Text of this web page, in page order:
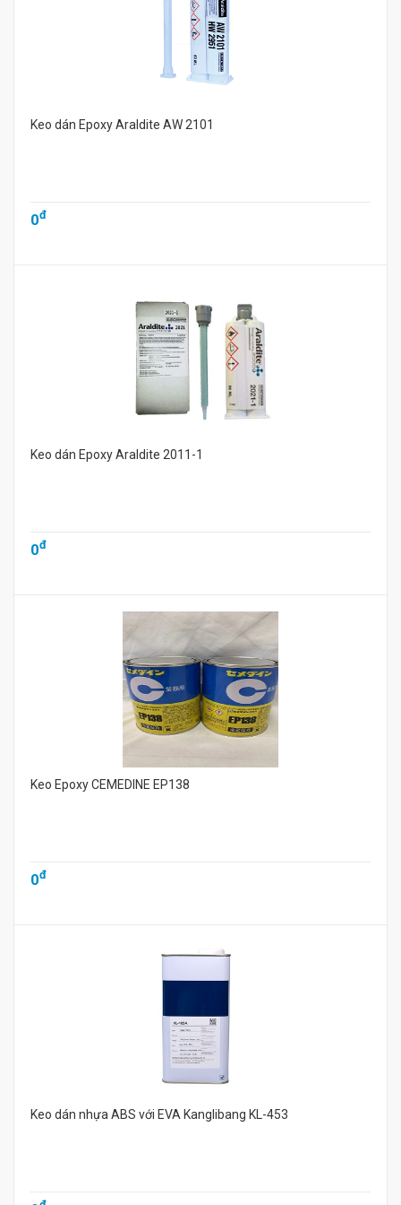
Keo dán Epoxy Araldite AW 2101
0đ
Keo dán Epoxy Araldite 2011-1
0đ
Keo Epoxy CEMEDINE EP138
0đ
Keo dán nhựa ABS với EVA Kanglibang KL-453